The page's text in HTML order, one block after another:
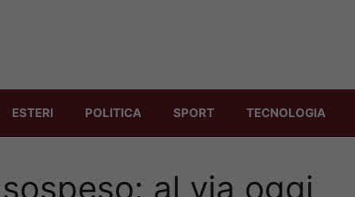
ESTERI POLITICA SPORT TECNOLOGIA
al via oggi